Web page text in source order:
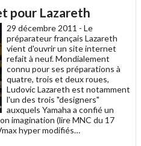
à
un
ami
pour Lazareth
29 décembre 2011 - Le
préparateur français Lazareth
vient d'ouvrir un site internet
refait à neuf. Mondialement
connu pour ses préparations à
quatre, trois et deux roues,
Ludovic Lazareth est notamment
l'un des trois "designers"
auxquels Yamaha a confié un
imagination (lire MNC du 17
hyper modifiés…